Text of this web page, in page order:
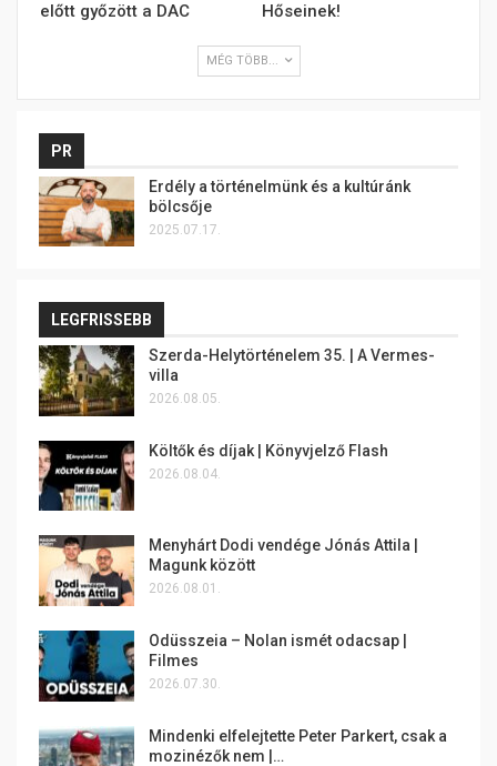
előtt győzött a DAC
Hőseinek!
MÉG TÖBB...
PR
Erdély a történelmünk és a kultúránk
bölcsője
2025.07.17.
LEGFRISSEBB
Szerda-Helytörténelem 35. | A Vermes-
villa
2026.08.05.
Költők és díjak | Könyvjelző Flash
2026.08.04.
Menyhárt Dodi vendége Jónás Attila |
Magunk között
2026.08.01.
Odüsszeia – Nolan ismét odacsap |
Filmes
2026.07.30.
Mindenki elfelejtette Peter Parkert, csak a
mozinézők nem |…